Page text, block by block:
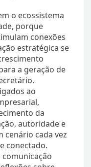
o ecossistema
porque
conexões
estratégica se
a geração de
ao
da
autoridade e
cenário cada vez
conectado.